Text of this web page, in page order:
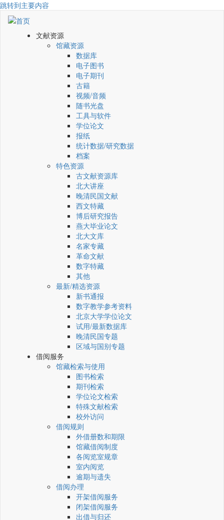
跳转到主要内容
文献资源
馆藏资源
数据库
电子图书
电子期刊
古籍
视频/音频
随书光盘
工具与软件
学位论文
报纸
统计数据/研究数据
档案
特色资源
古文献资源库
北大讲座
晚清民国文献
西文特藏
博后研究报告
燕大毕业论文
北大文库
名家专藏
革命文献
数字特藏
其他
最新/精选资源
新书通报
数字教学参考资料
北京大学学位论文
试用/最新数据库
晚清民国专题
区域与国别专题
借阅服务
馆藏检索与使用
图书检索
期刊检索
学位论文检索
特殊文献检索
校外访问
借阅规则
外借册数和期限
馆藏借阅制度
各阅览室规章
室内阅览
逾期与遗失
借阅办理
开架借阅服务
闭架借阅服务
出借与归还